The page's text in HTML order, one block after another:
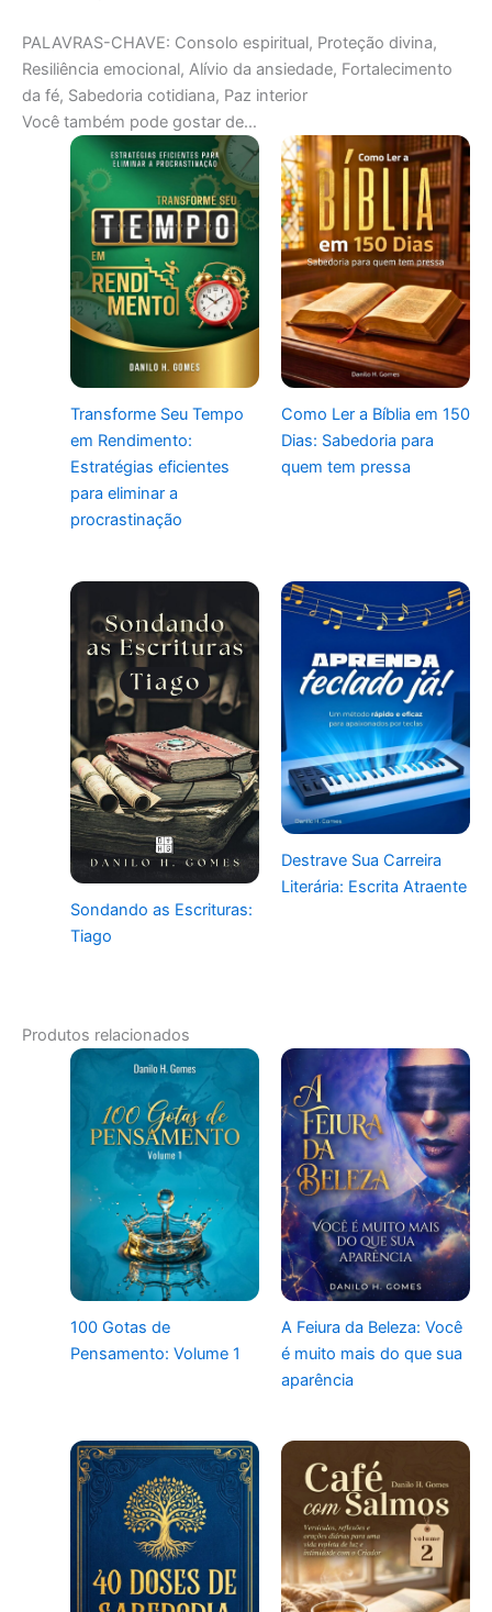
PALAVRAS-CHAVE: Consolo espiritual, Proteção divina,
Resiliência emocional, Alívio da ansiedade, Fortalecimento
da fé, Sabedoria cotidiana, Paz interior
Você também pode gostar de…
Transforme Seu Tempo
em Rendimento:
Estratégias eficientes
para eliminar a
procrastinação
Como Ler a Bíblia em 150
Dias: Sabedoria para
quem tem pressa
Sondando as Escrituras:
Tiago
Destrave Sua Carreira
Literária: Escrita Atraente
Produtos relacionados
100 Gotas de
Pensamento: Volume 1
A Feiura da Beleza: Você
é muito mais do que sua
aparência